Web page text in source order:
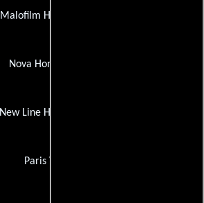
Malofilm Home Video
Nova Home Video
New Line Home Video
Paris Vídeo